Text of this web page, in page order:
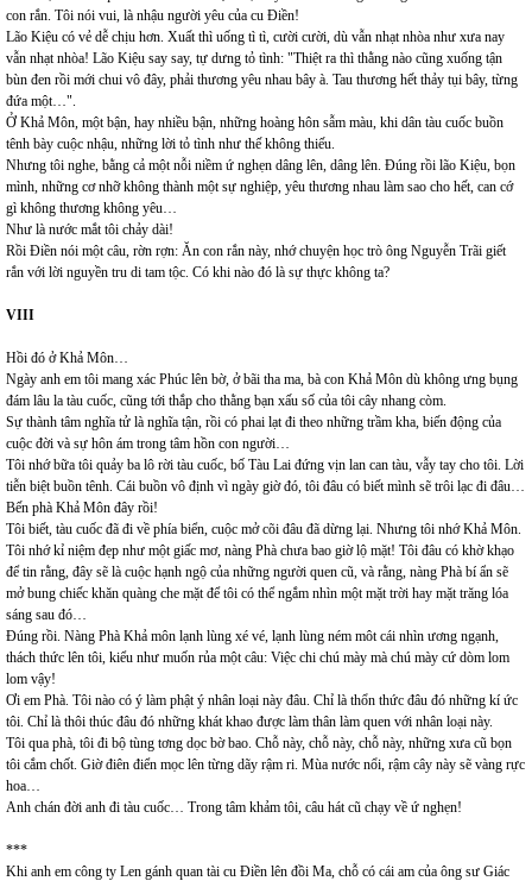
con rắn. Tôi nói vui, là nhậu người yêu của cu Điền!
Lão Kiệu có vẻ dễ chịu hơn. Xuất thì uống tì tì, cười cười, dù vẫn nhạt nhòa như xưa nay
vẫn nhạt nhòa! Lão Kiệu say say, tự dưng tỏ tình: "Thiệt ra thì thằng nào cũng xuống tận
bùn đen rồi mới chui vô đây, phải thương yêu nhau bây à. Tau thương hết thảy tụi bây, từng
đứa một…".
Ở Khả Môn, một bận, hay nhiều bận, những hoàng hôn sẫm màu, khi dân tàu cuốc buồn
tênh bày cuộc nhậu, những lời tỏ tình như thế không thiếu.
Nhưng tôi nghe, bằng cả một nỗi niềm ứ nghẹn dâng lên, dâng lên. Đúng rồi lão Kiệu, bọn
mình, những cơ nhỡ không thành một sự nghiệp, yêu thương nhau làm sao cho hết, can cớ
gì không thương không yêu…
Như là nước mắt tôi chảy dài!
Rồi Điền nói một câu, rờn rợn: Ăn con rắn này, nhớ chuyện học trò ông Nguyễn Trãi giết
rắn với lời nguyền tru di tam tộc. Có khi nào đó là sự thực không ta?
VIII
Hồi đó ở Khả Môn…
Ngày anh em tôi mang xác Phúc lên bờ, ở bãi tha ma, bà con Khả Môn dù không ưng bụng
đám lâu la tàu cuốc, cũng tới thắp cho thằng bạn xấu số của tôi cây nhang còm.
Sự thành tâm nghĩa tử là nghĩa tận, rồi có phai lạt đi theo những trầm kha, biến động của
cuộc đời và sự hôn ám trong tâm hồn con người…
Tôi nhớ bữa tôi quảy ba lô rời tàu cuốc, bố Tàu Lai đứng vịn lan can tàu, vẫy tay cho tôi. Lời
tiễn biệt buồn tênh. Cái buồn vô định vì ngày giờ đó, tôi đâu có biết mình sẽ trôi lạc đi đâu…
Bến phà Khả Môn đây rồi!
Tôi biết, tàu cuốc đã đi về phía biển, cuộc mở cõi đâu đã dừng lại. Nhưng tôi nhớ Khả Môn.
Tôi nhớ kỉ niệm đẹp như một giấc mơ, nàng Phà chưa bao giờ lộ mặt! Tôi đâu có khờ khạo
để tin rằng, đây sẽ là cuộc hạnh ngộ của những người quen cũ, và rằng, nàng Phà bí ẩn sẽ
mở bung chiếc khăn quàng che mặt để tôi có thể ngắm nhìn một mặt trời hay mặt trăng lóa
sáng sau đó…
Đúng rồi. Nàng Phà Khả môn lạnh lùng xé vé, lạnh lùng ném môt cái nhìn ương ngạnh,
thách thức lên tôi, kiểu như muốn rủa một câu: Việc chi chú mày mà chú mày cứ dòm lom
lom vậy!
Ơi em Phà. Tôi nào có ý làm phật ý nhân loại này đâu. Chỉ là thổn thức đâu đó những kí ức
tôi. Chỉ là thôi thúc đâu đó những khát khao được làm thân làm quen với nhân loại này.
Tôi qua phà, tôi đi bộ tùng tơng dọc bờ bao. Chỗ này, chỗ này, chỗ này, những xưa cũ bọn
tôi cắm chốt. Giờ điên điển mọc lên từng dãy rậm ri. Mùa nước nổi, rậm cây này sẽ vàng rực
hoa…
Anh chán đời anh đi tàu cuốc… Trong tâm khảm tôi, câu hát cũ chạy về ứ nghẹn!
***
Khi anh em công ty Len gánh quan tài cu Điền lên đồi Ma, chỗ có cái am của ông sư Giác